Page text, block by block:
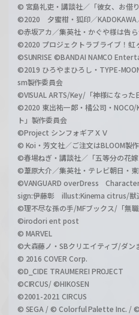
© 宮島礼吏・講談社／「彼女、お借
©2020 夕蜜柑・狐印／KADOKAWA
©赤坂アカ／集英社・かぐや様は告
©2020 プロジェクトラブライブ！虹
©SUNRISE ©BANDAI NAMCO
©2019 ひろやまひろし・TYPE-
sm製作委員会
©VISUAL ARTS/Key/「神様になっ
©2020 東出祐一郎・橘公司・NOCO/
ト」製作委員会
©Project シンフォギアＸＶ
© Koi・芳文社／ご注文はBLOOM製
©春場ねぎ・講談社／「五等分の花
©葦原大介／集英社・テレビ朝日・
©VANGUARD overDress
sign:伊藤彰 illust:Kinema citrus/獣
©理不尽な孫の手/MFブックス/「無
©irodori ent post
© MARVEL
©大森藤ノ・SBクリエイティブ/ダン
© 2016 COVER Corp.
©D_CIDE TRAUMEREI PROJECT
©CIRCUS/ ©HIKOSEN
©2001-2021 CIRCUS
© SEGA / © Colorful Palette Inc. /